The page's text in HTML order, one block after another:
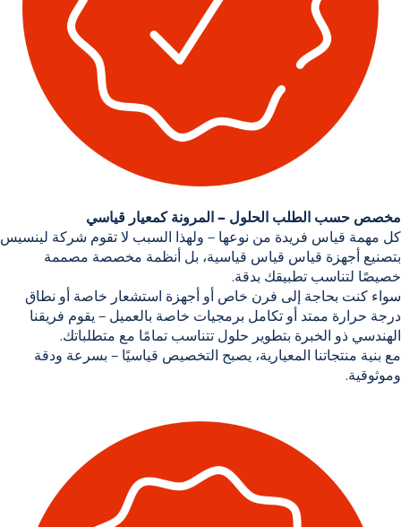
مخصص حسب الطلب
الحلول – المرونة كمعيار قياسي
كل مهمة قياس فريدة من نوعها – ولهذا السبب لا تقوم شركة لينسيس
بتصنيع أجهزة قياس قياس قياسية، بل
أنظمة مخصصة مصممة
خصيصًا لتناسب تطبيقك بدقة.
سواء كنت بحاجة إلى فرن خاص أو أجهزة استشعار خاصة أو نطاق
درجة حرارة ممتد أو تكامل برمجيات خاصة بالعميل – يقوم فريقنا
الهندسي ذو الخبرة بتطوير حلول تتناسب تمامًا مع متطلباتك.
مع بنية منتجاتنا المعيارية، يصبح التخصيص قياسيًا – بسرعة ودقة
وموثوقية.